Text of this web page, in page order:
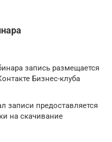
запись размещается
Бизнес-клуба
записи предоставляется
на скачивание